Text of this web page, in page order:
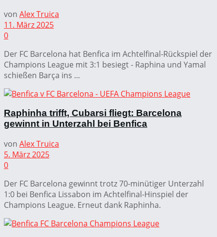
von Alex Truica
11. März 2025
0
Der FC Barcelona hat Benfica im Achtelfinal-Rückspiel der
Champions League mit 3:1 besiegt - Raphina und Yamal
schießen Barça ins ...
Raphinha trifft, Cubarsi fliegt: Barcelona
gewinnt in Unterzahl bei Benfica
von Alex Truica
5. März 2025
0
Der FC Barcelona gewinnt trotz 70-minütiger Unterzahl
1:0 bei Benfica Lissabon im Achtelfinal-Hinspiel der
Champions League. Erneut dank Raphinha.